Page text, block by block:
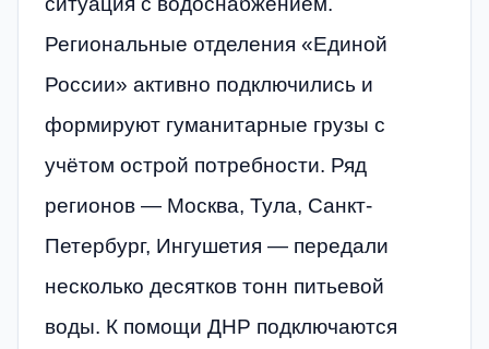
Региональные отделения «Единой
России» активно подключились и
формируют гуманитарные грузы с
учётом острой потребности. Ряд
регионов — Москва, Тула, Санкт-
Петербург, Ингушетия — передали
несколько десятков тонн питьевой
воды. К помощи ДНР подключаются